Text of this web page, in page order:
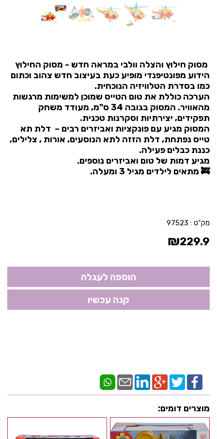
מסוק חילוץ והצלה וולבי במראה חדש - מסוק החילוץ
הידוע מפונטיפנדי מופיע כעת בעיצוב חדש צהוב וכתום
כמו בסדרת הטלוויזיה הנוכחית.
הערכה כוללת את טום הטייס שמוכן למשימות מרגשות
מהאוויר. המסוק בגובה 34 ס"מ, מעודד משחק
תפקידים, יצירתיות וסקרנות טכנית.
המסוק מגיע עם פונקציות ואביזרים רבים – דלת תא
טייס נפתחת, דלת הזזה לתא הנוסעים, אורות , צלילים,
כננת כבלים פעילה.
מגיע דמות של טום ואביזרים נוספים.
🚒 מתאים לילדים מגיל 3 ומעלה.
מק"ט : 97523
₪229.9
מוצרים דומים: